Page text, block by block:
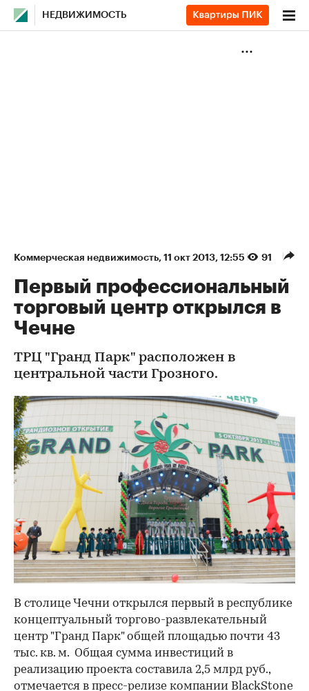
НЕДВИЖИМОСТЬ
Коммерческая недвижимость⁠, 11 окт 2013, 12:55 91
Первый профессиональный
торговый центр открылся в
Чечне
ТРЦ "Гранд Парк" расположен в
центральной части Грозного.
В столице Чечни открылся первый в республике
концептуальный торгово-развлекательный
центр "Гранд Парк" общей площадью почти 43
тыс. кв. м. Общая сумма инвестиций в
реализацию проекта составила 2,5 млрд руб.,
отмечается в пресс-релизе компании BlackStone